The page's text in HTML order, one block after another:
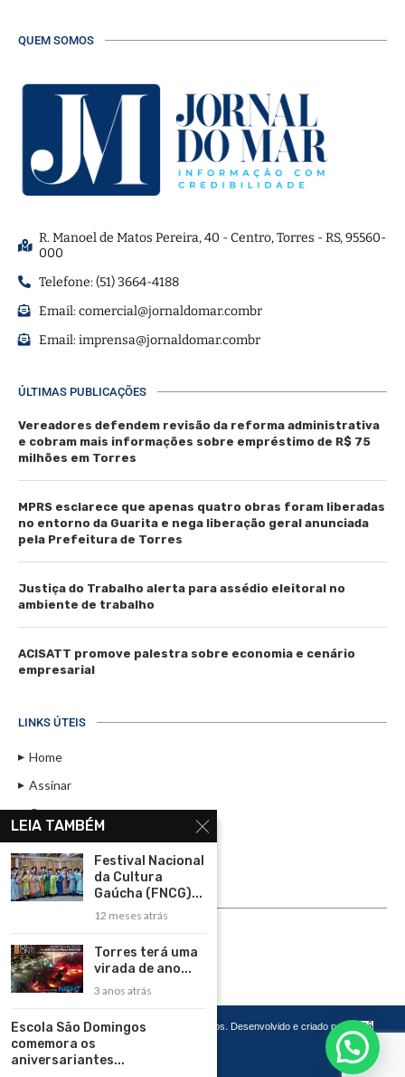
QUEM SOMOS
R. Manoel de Matos Pereira, 40 - Centro, Torres - RS, 95560-
000
Telefone: (51) 3664-4188
Email:comercial@jornaldomar.combr
Email:imprensa@jornaldomar.combr
ÚLTIMAS PUBLICAÇÕES
Vereadores defendem revisão da reforma administrativa
e cobram mais informações sobre empréstimo de R$ 75
milhões em Torres
MPRS esclarece que apenas quatro obras foram liberadas
no entorno da Guarita e nega liberação geral anunciada
pela Prefeitura de Torres
Justiça do Trabalho alerta para assédio eleitoral no
ambiente de trabalho
ACISATT promove palestra sobre economia e cenário
empresarial
LINKS ÚTEIS
Home
Assinar
Contato
Política de Privacidade
Rádio Maristela - Ao Vivo
ASSINE
Copyright 2026 – Todos os Direitos Reservados. Desenvolvido e criado por
Cadô
Agência de Marketing
LEIA TAMBÉM
Festival Nacional
da Cultura
Gaúcha (FNCG)...
12 meses atrás
Torres terá uma
virada de ano...
3 anos atrás
Escola São Domingos
comemora os
aniversariantes...